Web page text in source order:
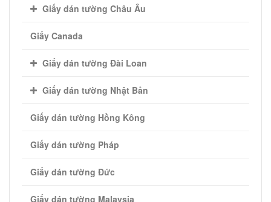
Giấy dán tường Châu Âu
Giấy Canada
Giấy dán tường Đài Loan
Giấy dán tường Nhật Bản
Giấy dán tường Hồng Kông
Giấy dán tường Pháp
Giấy dán tường Đức
Giấy dán tường Malaysia
5
JCD4008-1 JCD4008-2 JCD4008-3 JCD4008-
JCD4009-3 JCD4009-4 JCD4009-5 JCD4009-
JCD4011-1 JCD4011-2 JCD4011-3 JCD4011-